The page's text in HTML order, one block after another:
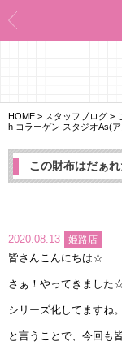
HOME > スタッフブログ >
h コラーゲン スタジオAs(
この財布はだぁれ
2020.08.13 姫路店
皆さんこんにちは☆
さぁ！やってきました
シリーズ化してますね
と言うことで、今回も